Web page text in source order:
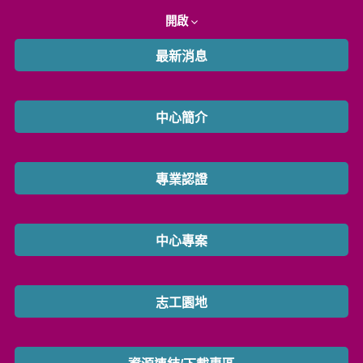
開啟
最新消息
中心簡介
專業認證
中心專案
志工園地